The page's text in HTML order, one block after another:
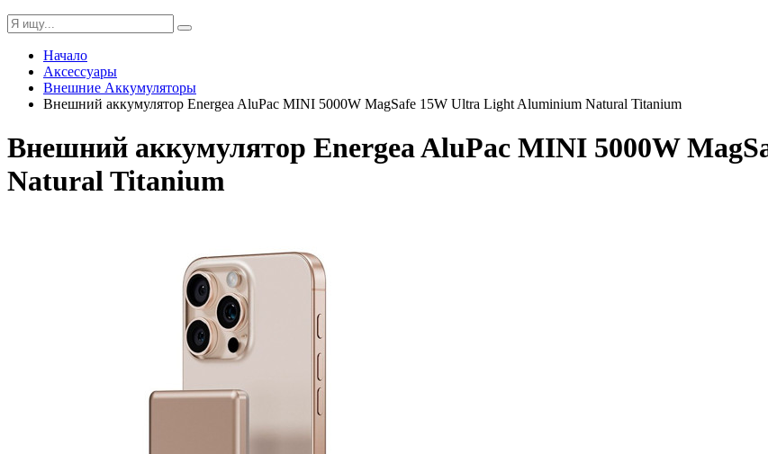
Начало
Аксессуары
Внешние Аккумуляторы
Внешний аккумулятор Energea AluPac MINI 5000W MagSafe 15W Ultra Light Aluminium Natural Titanium
Внешний аккумулятор Energea AluPac MINI 5000W
Natural Titanium